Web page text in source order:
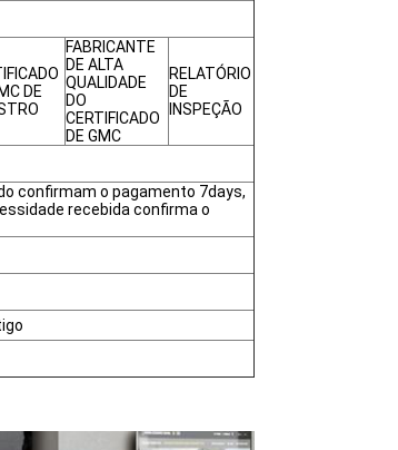
DE
FABRICANTE
DE ALTA
QUALIDADE
DO
CERTIFICADO
DE GMC
RELATÓRIO
DE
INSPEÇÃO
confirmam o pagamento 7days,
recebida confirma o